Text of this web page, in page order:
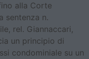
alla Corte
sentenza n.
rel. Giannaccari,
un principio di
condominiale su un